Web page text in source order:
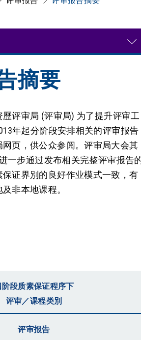
摘要
评审局 (评审局) 为了提升评审工
年起分阶段安排相关的评审报告
页，供公众参阅。评审局大会其
一步通过发布相关完整评审报告
证界別的良好作业模式一致，有
非本地课程。
阶段质素保证程序下
评审／课程类別
评审报告